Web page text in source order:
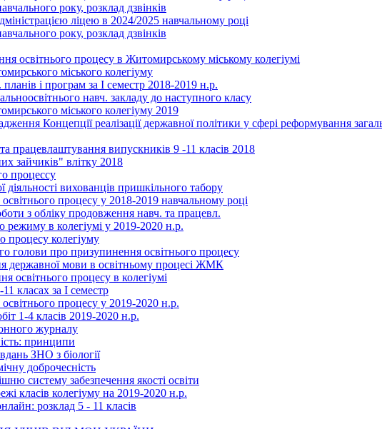
року, розклад дзвінків
ліцею в 2024/2025 навчальному році
року, розклад дзвінків
освітнього процесу в Житомирському міському колегіумі
міського колегіуму
і програм за І семестр 2018-2019 н.р.
навч. закладу до наступного класу
міського колегіуму 2019
Концепції реалізації державної політики у сфері реформування
працевлаштування випускників 9 -11 класів 2018
зайчиків" влітку 2018
процессу
діяльності вихованців пришкільного табору
процесу у 2018-2019 навчальному році
з обліку продовження навч. та працевл.
режиму в колегіумі у 2019-2020 н.р.
процесу колегіуму
голови про призупинення освітнього процесу
державної мови в освітньому процесі ЖМК
освітнього процесу в колегіумі
класах за І семестр
процесу у 2019-2020 н.р.
1-4 класів 2019-2020 н.р.
журналу
принципи
ЗНО з біології
доброчесність
систему забезпечення якості освіти
класів колегіуму на 2019-2020 н.р.
розклад 5 - 11 класів